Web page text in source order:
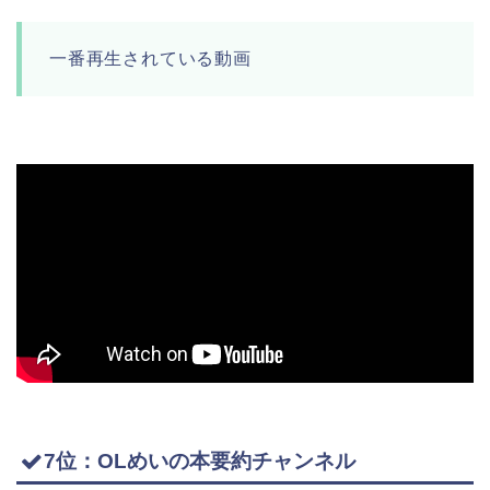
一番再生されている動画
7位：OLめいの本要約チャンネル